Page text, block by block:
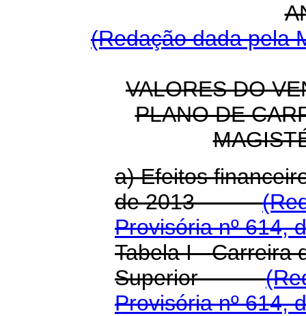
(Redação dada pela
VALORES DO
PLANO DE
a) Efeitos
de 2013
Provisória nº 614,
Tabela I - Carreira
Superior
Provisória nº 614,